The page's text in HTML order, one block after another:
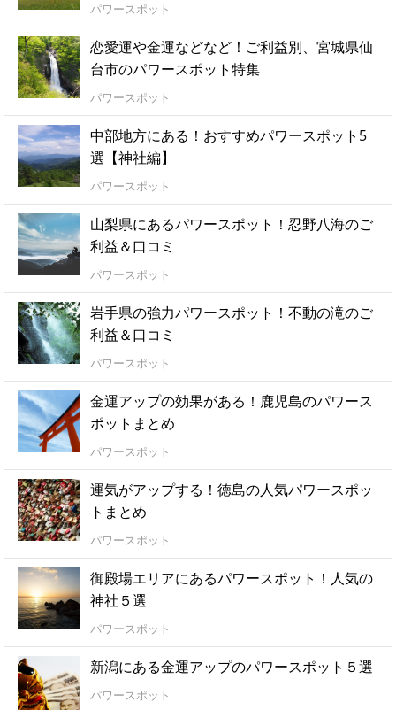
パワースポット
恋愛運や金運などなど！ご利益別、宮城県仙
台市のパワースポット特集
パワースポット
中部地方にある！おすすめパワースポット5
選【神社編】
パワースポット
山梨県にあるパワースポット！忍野八海のご
利益＆口コミ
パワースポット
岩手県の強力パワースポット！不動の滝のご
利益＆口コミ
パワースポット
金運アップの効果がある！鹿児島のパワース
ポットまとめ
パワースポット
運気がアップする！徳島の人気パワースポッ
トまとめ
パワースポット
御殿場エリアにあるパワースポット！人気の
神社５選
パワースポット
新潟にある金運アップのパワースポット５選
パワースポット